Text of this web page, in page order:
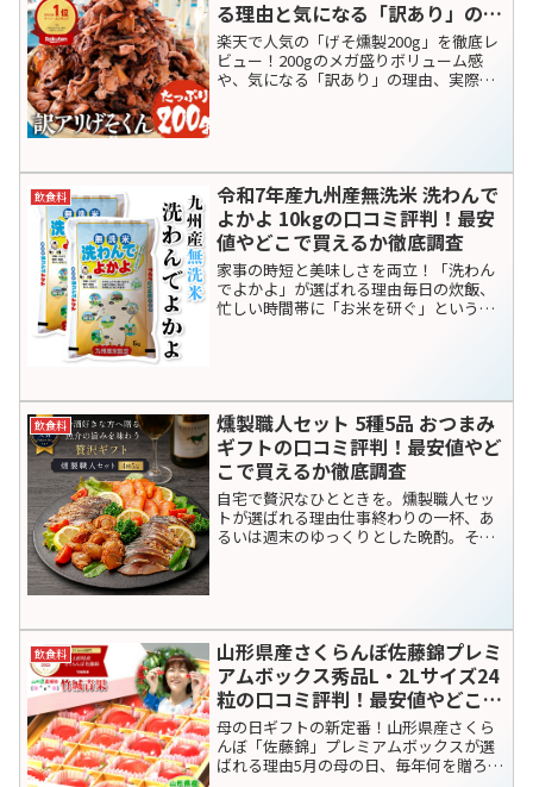
飲食料 キッセイ薬品工業
シェアする
X Facebook はてブ
LINE コピー
関連記事
飲食料
UHA味覚糖 ビーガンカカオバー
フルーツグラノーラの口コミ評
判！最安値やどこで買えるか徹底
調査
はじめに：体に優しい「罪悪感ゼロ」の
おやつ、UHA味覚糖 ビーガンカカオバー
人の救世主として注目...
飲食料
「げそ燻製」200gメガ盛りは本
当にお得？おつまみ好きが絶賛す
る理由と気になる「訳あり」の正
体を徹底レビュー
楽天で人気の「げそ燻製200g」を徹底レ
ビュー！200gのメガ盛りボリューム感
や、気になる「訳あり」の理由、実際の
口コミをまとめました。ビールやワイン
に合う最強コスパのおつまみを探してい